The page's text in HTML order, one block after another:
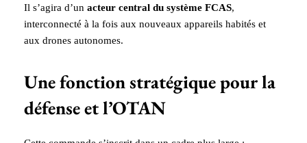
Il s’agira d’un acteur central du système FCAS,
interconnecté à la fois aux nouveaux appareils habités et
aux drones autonomes.
Une fonction stratégique pour la
défense et l’OTAN